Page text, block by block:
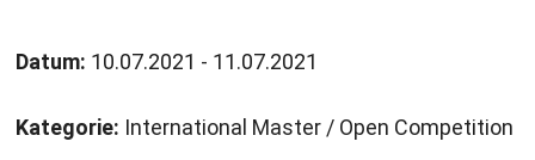
Datum: 10.07.2021 - 11.07.2021
Kategorie: International Master / Open Competition